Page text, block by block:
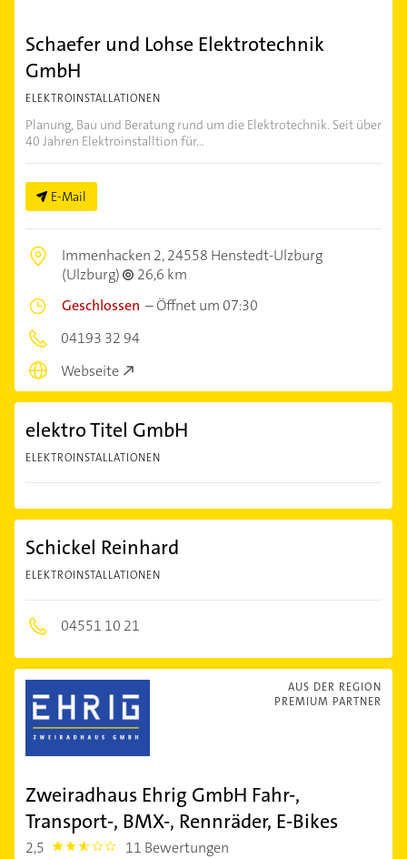
Schaefer und Lohse Elektrotechnik
GmbH
ELEKTROINSTALLATIONEN
Planung, Bau und Beratung rund um die Elektrotechnik. Seit über
40 Jahren Elektroinstalltion für...
E-Mail
Immenhacken 2,24558 Henstedt-Ulzburg
(Ulzburg)
26,6 km
Geschlossen –Öffnet um 07:30
04193 32 94
Webseite
elektro Titel GmbH
ELEKTROINSTALLATIONEN
Schickel Reinhard
ELEKTROINSTALLATIONEN
04551 10 21
AUS DER REGION
PREMIUM PARTNER
Zweiradhaus Ehrig GmbH Fahr-,
Transport-, BMX-, Rennräder, E-Bikes
2,5 2.5 11 Bewertungen